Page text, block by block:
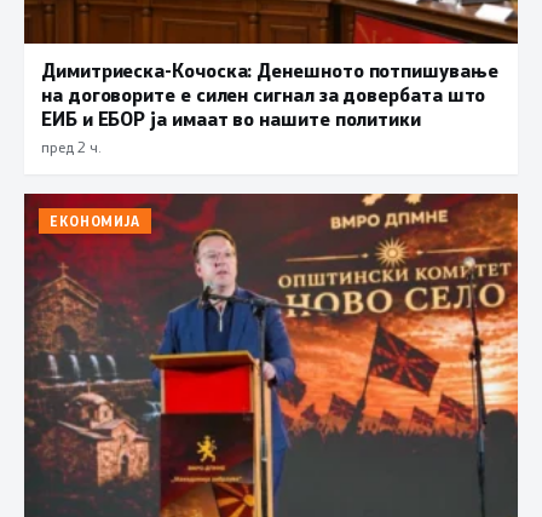
Димитриеска-Кочоска: Денешното потпишување
на договорите е силен сигнал за довербата што
ЕИБ и ЕБОР ја имаат во нашите политики
пред 2 ч.
ЕКОНОМИЈА